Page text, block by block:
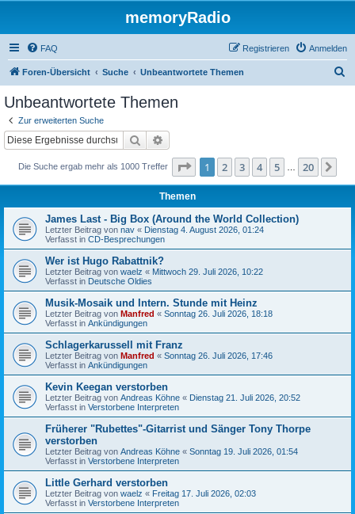
memoryRadio
FAQ Anmelden
Registrieren
Foren-Übersicht Suche Unbeantwortete Themen
Unbeantwortete Themen
Zur erweiterten Suche
Suche
Die Suche ergab mehr als 1000 Treffer Seite 1von 20
1 2 3 4 5 20
Themen
James Last - Big Box (Around the World Collection)
Letzter Beitrag von nav « Dienstag 4. August 2026, 01:24
Verfasst in CD-Besprechungen
Wer ist Hugo Rabattnik?
Letzter Beitrag von waelz « Mittwoch 29. Juli 2026, 10:22
Verfasst in Deutsche Oldies
Musik-Mosaik und Intern. Stunde mit Heinz
Letzter Beitrag von Manfred « Sonntag 26. Juli 2026, 18:18
Verfasst in Ankündigungen
Schlagerkarussell mit Franz
Letzter Beitrag von Manfred « Sonntag 26. Juli 2026, 17:46
Verfasst in Ankündigungen
Kevin Keegan verstorben
Letzter Beitrag von Andreas Köhne « Dienstag 21. Juli 2026, 20:52
Verfasst in Verstorbene Interpreten
Früherer "Rubettes"-Gitarrist und Sänger Tony Thorpe
verstorben
Letzter Beitrag von Andreas Köhne « Sonntag 19. Juli 2026, 01:54
Verfasst in Verstorbene Interpreten
Little Gerhard verstorben
Letzter Beitrag von waelz « Freitag 17. Juli 2026, 02:03
Verfasst in Verstorbene Interpreten